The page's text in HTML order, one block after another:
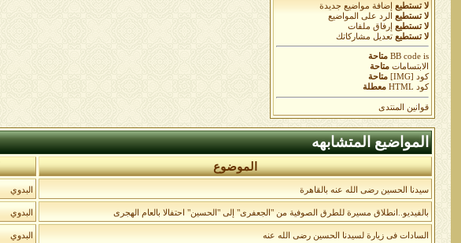
لا تستطيع
إضافة مواضيع جديدة
لا تستطيع
الرد على المواضيع
لا تستطيع
إرفاق ملفات
لا تستطيع تعديل مشاركاتك
BB codeis
متاحة
الابتسامات متاحة
كود [IMG]
متاحة
كود HTML
معطلة
قوانين المنتدى
المواضيع المتشابهه
الموضوع
سيدنا الحسين رضى الله عنه بالقاهرة البدوي
بالفيديو..انطلاق مسيرة للطرق الصوفية من "الجعفرى" إلى "الحسين" احتفالا بالعام الهجرى البدوي
السادات فى زيارة لسيدنا الحسين رضى الله عنه البدوي